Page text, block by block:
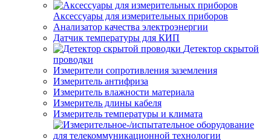
Аксессуары для измерительных приборов
Анализатор качества электроэнергии
Датчик температуры для КИП
Детектор скрытой
проводки
Измерители сопротивления заземления
Измеритель антифриза
Измеритель влажности материала
Измеритель длины кабеля
Измеритель температуры и климата